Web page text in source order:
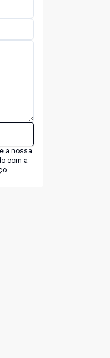
a nossa
com a